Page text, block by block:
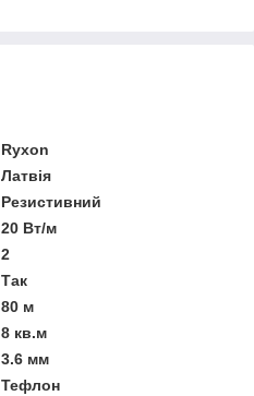
Ryxon
Латвія
Резистивний
20 Вт/м
2
Так
80 м
8 кв.м
3.6 мм
Тефлон